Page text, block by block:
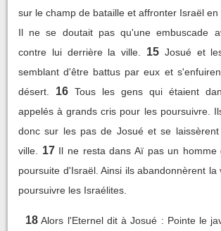
sur le champ de bataille et affronter Israël en
Il ne se doutait pas qu'une embuscade
contre lui derrière la ville.
15 Josué et
semblant d'être battus par eux et
désert.
16 Tous les gens qui étaient
appelés à grands cris pour les poursuivre.
donc sur les pas de Josué et se
ville.
17 Il ne resta dans Aï pas un
poursuite d'Israël. Ainsi ils abandonnèrent la
poursuivre les Israélites.
18 Alors l'Eternel dit à Josué : Pointe le